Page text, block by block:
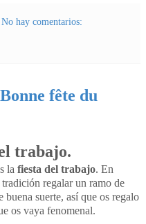
No hay comentarios:
fête du
trabajo.
la fiesta del trabajo. En
regalar un ramo de
buena suerte, así que os regalo
os vaya fenomenal.